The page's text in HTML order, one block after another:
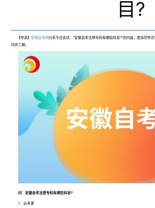
目?
【导读】 安徽自考网分享今日资讯：“安徽自考法律专科有哪些科目?”的内容，很多同学
好的了解。
问：安徽自考法律专科有哪些科目?
1、必考课